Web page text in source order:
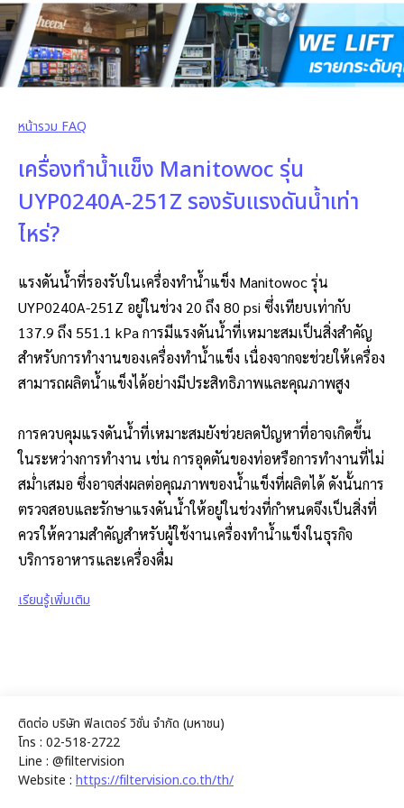
หน้ารวม FAQ
เครื่องทำน้ำแข็ง Manitowoc รุ่น
UYP0240A-251Z รองรับแรงดันน้ำเท่า
ไหร่?
แรงดันน้ำที่รองรับในเครื่องทำน้ำแข็ง Manitowoc รุ่น
UYP0240A-251Z อยู่ในช่วง 20 ถึง 80 psi ซึ่งเทียบเท่ากับ
137.9 ถึง 551.1 kPa การมีแรงดันน้ำที่เหมาะสมเป็นสิ่งสำคัญ
สำหรับการทำงานของเครื่องทำน้ำแข็ง เนื่องจากจะช่วยให้เครื่อง
สามารถผลิตน้ำแข็งได้อย่างมีประสิทธิภาพและคุณภาพสูง
การควบคุมแรงดันน้ำที่เหมาะสมยังช่วยลดปัญหาที่อาจเกิดขึ้น
ในระหว่างการทำงาน เช่น การอุดตันของท่อหรือการทำงานที่ไม่
สม่ำเสมอ ซึ่งอาจส่งผลต่อคุณภาพของน้ำแข็งที่ผลิตได้ ดังนั้นการ
ตรวจสอบและรักษาแรงดันน้ำให้อยู่ในช่วงที่กำหนดจึงเป็นสิ่งที่
ควรให้ความสำคัญสำหรับผู้ใช้งานเครื่องทำน้ำแข็งในธุรกิจ
บริการอาหารและเครื่องดื่ม
เรียนรู้เพิ่มเติม
ติดต่อ บริษัท ฟิลเตอร์ วิชั่น จำกัด (มหาชน)
โทร : 02-518-2722
Line : @filtervision
Website : https://filtervision.co.th/th/